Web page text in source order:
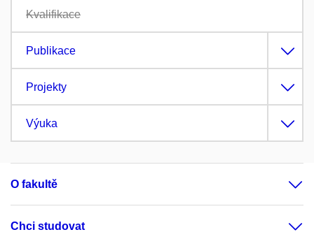
Kvalifikace
Publikace
Projekty
Výuka
O fakultě
Chci studovat